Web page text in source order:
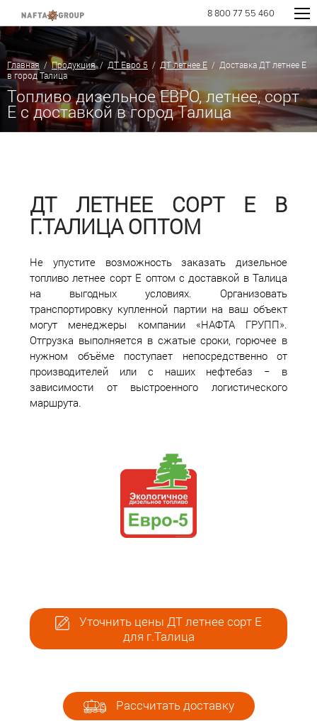
8 800 77 55 460
Главная /Продукция/ ДТ Евро 5 / ДТ летнее Е / Доставка ДТ летнее Е
в город Талица
Топливо дизельное ЕВРО, летнее, сорт
E с доставкой в город Талица
ДТ ЛЕТНЕЕ СОРТ Е В
Г.ТАЛИЦА ОПТОМ
Не упустите возможность заказать дизельное
топливо летнее сорт Е оптом с доставкой в Талица
на выгодных условиях. Организовать
транспортировку купленной партии на ваш объект
могут менеджеры компании «НАФТА ГРУПП».
Отгрузка выполняется в сжатые сроки, горючее в
нужном объёме поступает непосредственно от
производителей или с наших нефтебаз − в
зависимости от выстроенного логистического
маршрута.
Уточнить цены ДТ летнее сорт Е
для г.Талица
Рассчитать доставку